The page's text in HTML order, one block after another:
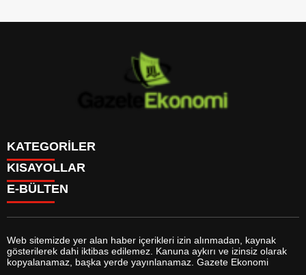
KATEGORİLER
GÜNDEM
DÜNYA
SİYASET
MAGAZİN
SAĞLIK
EĞİTİM
YAŞAM
KISAYOLLAR
BURÇLAR
FİKSTÜR
FİRMA EKLE
FİRMA REHBERİ
E-BÜLTEN
gazeteekonomi.com e-bültenine abone olarak, tarafınıza haber,
Web sitemizde yer alan haber içerikleri izin alınmadan, kaynak
gösterilerek dahi iktibas edilemez. Kanuna aykırı ve izinsiz olarak
kopyalanamaz, başka yerde yayınlanamaz. Gazete Ekonomi